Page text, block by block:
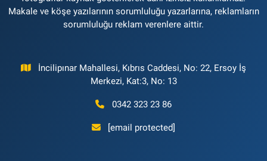
Makale ve köşe yazılarının sorumluluğu yazarlarına, reklamların
sorumluluğu reklam verenlere aittir.
İncilipınar Mahallesi, Kıbrıs Caddesi, No: 22, Ersoy İş
Merkezi, Kat:3, No: 13
0342 323 23 86
[email protected]